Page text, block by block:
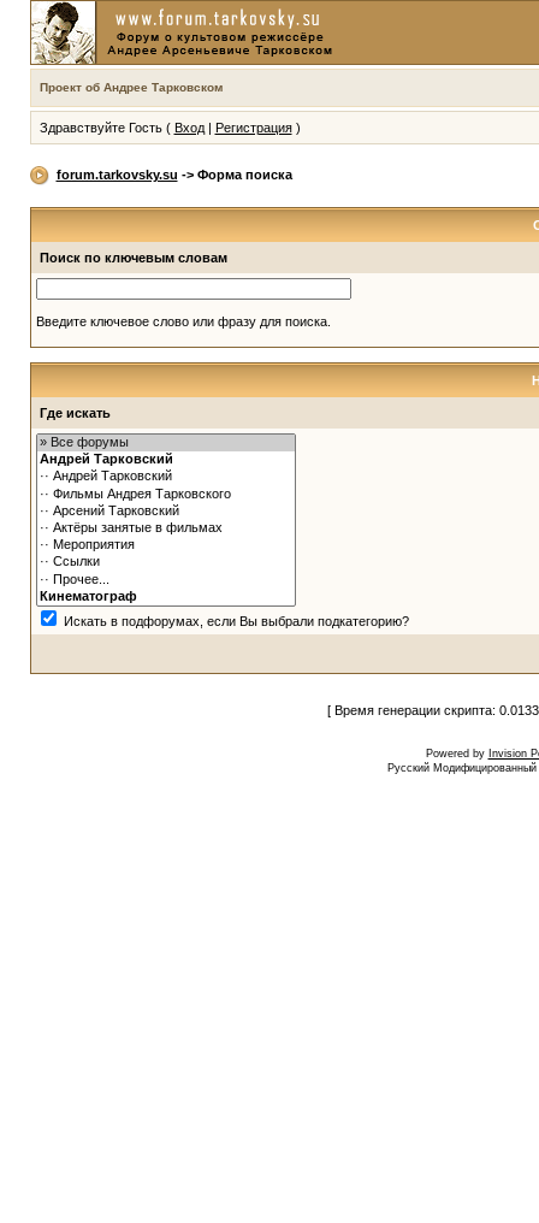
Проект об Андрее Тарковском
Здравствуйте Гость ( Вход| Регистрация)
forum.tarkovsky.su -> Форма поиска
Поиск по ключевым словам
Введите ключевое слово или фразу для поиска.
Где искать
Искать в подфорумах, если Вы выбрали подкатегорию?
[ Время генерации скрипта:
Powered by Invision
Русский